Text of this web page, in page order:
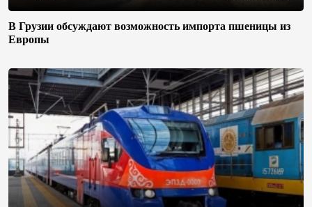
В Грузии обсуждают возможность импорта пшеницы из
Европы